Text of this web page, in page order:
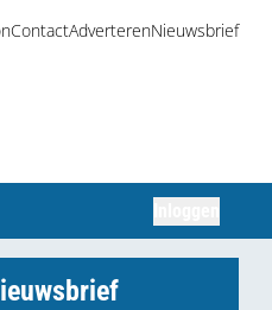
ContactAdverterenNieuwsbrief